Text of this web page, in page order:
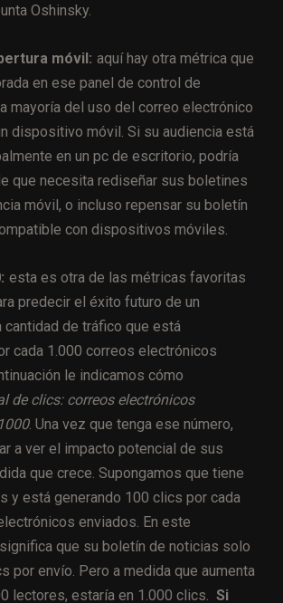
Oshinsky.
móvil: aquí hay otra métrica que
en ese panel de control de
mayoría del uso del correo electrónico
dispositivo móvil. Si su audiencia está
en un pc de escritorio, podría
que necesita rediseñar sus boletines
móvil, o incluso repensar su boletín
con dispositivos móviles.
esta es otra de las métricas favoritas
predecir el éxito futuro de un
cantidad de tráfico que está
cada 1.000 correos electrónicos
le indicamos cómo
de clics: correos electrónicos
. Una vez que tenga ese número,
a ver el impacto potencial de sus
que crece. Supongamos que tiene
y está generando 100 clics por cada
enviados. En este
que su boletín de noticias solo
por envío. Pero a medida que aumenta
lectores, estaría en 1.000 clics. Si